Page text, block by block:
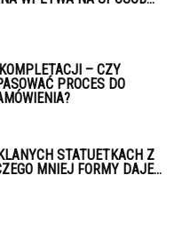
– CZY
PROCES DO
STATUETKACH Z
MNIEJ FORMY DAJE...